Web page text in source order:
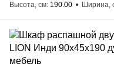
Высота, см 190.00 Ширина,